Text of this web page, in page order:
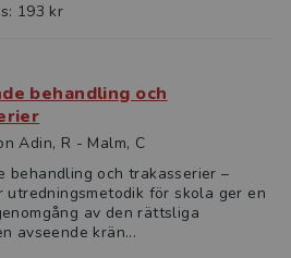
193 kr
behandling och
Adin, R - Malm, C
behandling och trakasserier –
utredningsmetodik för skola ger en
av den rättsliga
avseende krän...